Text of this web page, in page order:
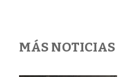
MÁS NOTICIAS